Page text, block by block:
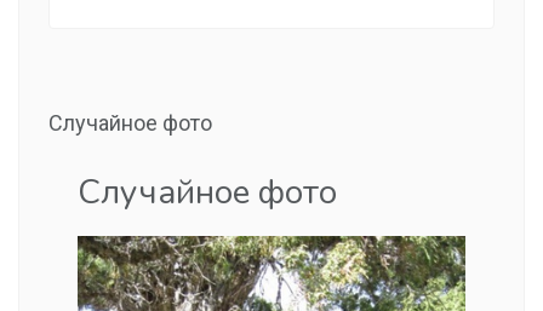
Случайное фото
Случайное фото